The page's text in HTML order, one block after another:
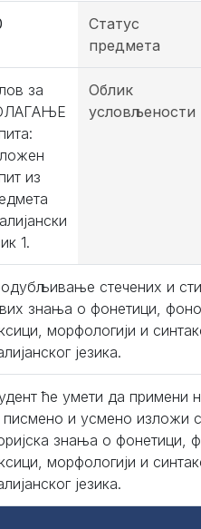
Статус
предмета
за
из
1.
Облик
условљености
стечених и
знања о фонетици,
морфологији и
језика.
ће умети да примени
и усмено изложи
знања о фонетици,
морфологији и
језика.